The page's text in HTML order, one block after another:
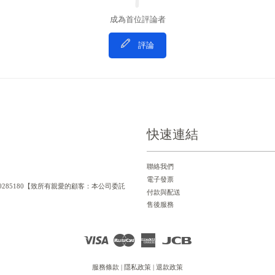
成為首位評論者
評論
【致所有親愛的顧客：本公司委託
快速連結
聯絡我們
電子發票
付款與配送
售後服務
Visa
American
服務條款 | 隱私政策 | 退款政策